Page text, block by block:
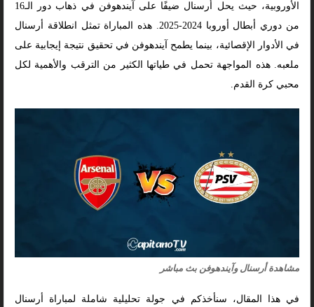
الأوروبية، حيث يحل أرسنال ضيفًا على آيندهوفن في ذهاب دور الـ16
من دوري أبطال أوروبا 2024-2025. هذه المباراة تمثل انطلاقة أرسنال
في الأدوار الإقصائية، بينما يطمح آيندهوفن في تحقيق نتيجة إيجابية على
ملعبه. هذه المواجهة تحمل في طياتها الكثير من الترقب والأهمية لكل
محبي كرة القدم.
مشاهدة أرسنال وآيندهوفن بث مباشر
في هذا المقال، سنأخذكم في جولة تحليلية شاملة لمباراة أرسنال